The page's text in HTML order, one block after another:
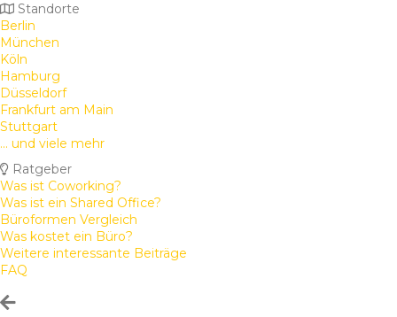
Standorte
Berlin
München
Köln
Hamburg
Düsseldorf
Frankfurt am Main
Stuttgart
... und viele mehr
Ratgeber
Was ist Coworking?
Was ist ein Shared Office?
Büroformen Vergleich
Was kostet ein Büro?
Weitere interessante Beiträge
FAQ